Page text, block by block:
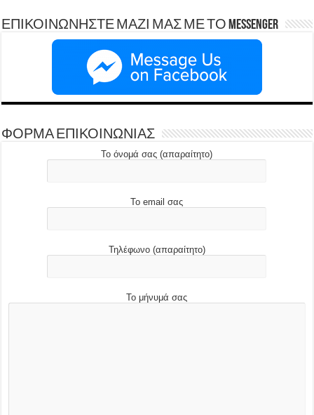
ΕΠΙΚΟΙΝΩΝΗΣΤΕ ΜΑΖΙ ΜΑΣ ΜΕ ΤΟ Messenger
ΦΟΡΜΑ ΕΠΙΚΟΙΝΩΝΙΑΣ
Το όνομά σας (απαραίτητο)
Το email σας
Τηλέφωνο (απαραίτητο)
Το μήνυμά σας